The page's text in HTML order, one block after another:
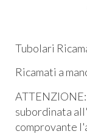
Tubolari
Ricamati a
ATTENZIONE:
subordinata
comprovante